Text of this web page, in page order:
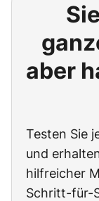
aber
Testen Sie
und
hilfreicher
Schritt-für-